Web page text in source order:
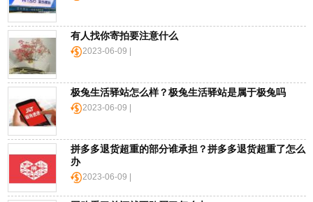
亚
马
逊
日
本
亚
马
德
国
亚
有人找你寄拍要注意什么
2023-06-09 |
极兔生活驿站怎么样？极兔生活驿站是属于极兔吗
2023-06-09 |
拼多多退货超重的部分谁承担？拼多多退货超重了怎么
办
2023-06-09 |